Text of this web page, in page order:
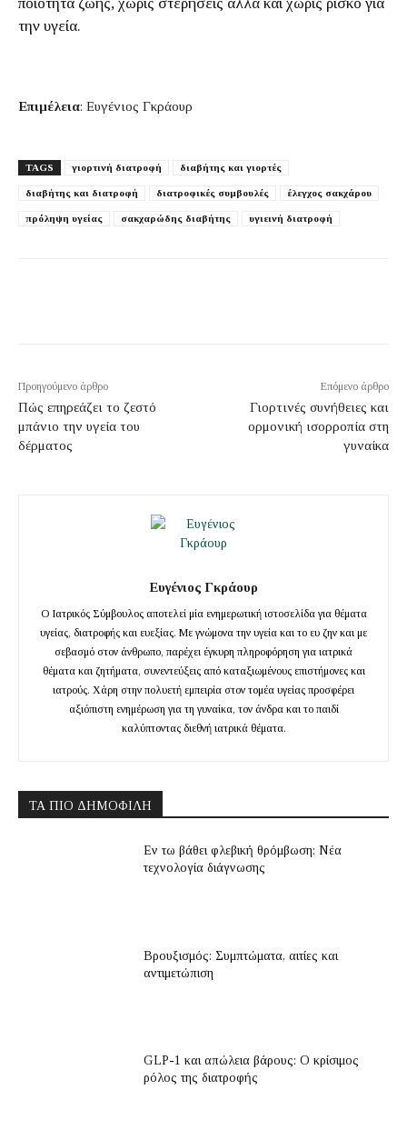
την υγεία.
Επιμέλεια: Ευγένιος Γκράουρ
TAGS γιορτινή διατροφή διαβήτης και γιορτές
διαβήτης και διατροφή διατροφικές συμβουλές έλεγχος σακχάρου
πρόληψη υγείας σακχαρώδης διαβήτης υγιεινή διατροφή
Προηγούμενο άρθρο
Πώς επηρεάζει το ζεστό
μπάνιο την υγεία του
δέρματος
Επόμενο άρθρο
Γιορτινές συνήθειες και
ορμονική ισορροπία στη
γυναίκα
Ευγένιος Γκράουρ
Ο Ιατρικός Σύμβουλος αποτελεί μία ενημερωτική ιστοσελίδα για θέματα
υγείας, διατροφής και ευεξίας. Με γνώμονα την υγεία και το ευ ζην και με
σεβασμό στον άνθρωπο, παρέχει έγκυρη πληροφόρηση για ιατρικά
θέματα και ζητήματα, συνεντεύξεις από καταξιωμένους επιστήμονες και
ιατρούς. Χάρη στην πολυετή εμπειρία στον τομέα υγείας προσφέρει
αξιόπιστη ενημέρωση για τη γυναίκα, τον άνδρα και το παιδί
καλύπτοντας διεθνή ιατρικά θέματα.
ΤΑ ΠΙΟ ΔΗΜΟΦΙΛΉ
Εν τω βάθει φλεβική θρόμβωση: Νέα
τεχνολογία διάγνωσης
Βρουξισμός: Συμπτώματα, αιτίες και
αντιμετώπιση
GLP-1 και απώλεια βάρους: Ο κρίσιμος
ρόλος της διατροφής